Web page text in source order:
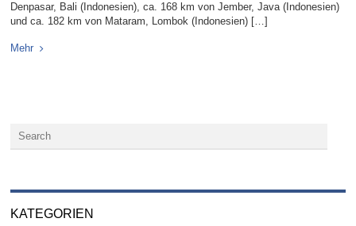
Denpasar, Bali (Indonesien), ca. 168 km von Jember, Java (Indonesien)
und ca. 182 km von Mataram, Lombok (Indonesien) […]
Mehr
KATEGORIEN